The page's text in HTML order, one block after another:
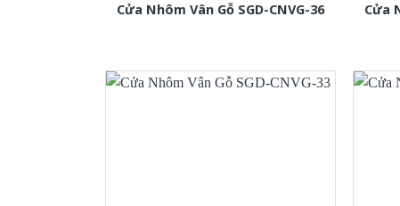
Cửa Nhôm Vân Gỗ SGD-CNVG-36 Cửa